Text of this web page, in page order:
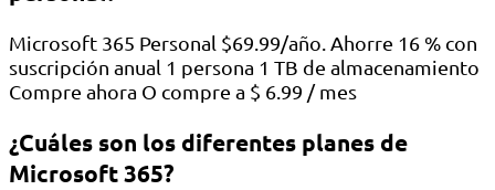
Microsoft 365 Personal $69.99/año. Ahorre 16 % con
suscripción anual 1 persona 1 TB de almacenamiento
Compre ahora O compre a $ 6.99 / mes
¿Cuáles son los diferentes planes de
Microsoft 365?